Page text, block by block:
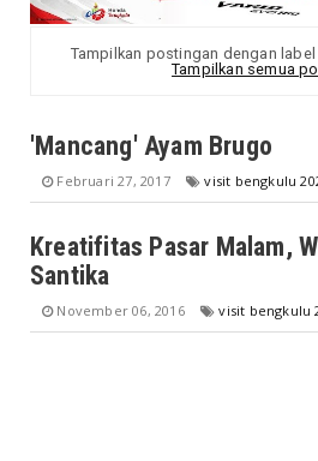
Tampilkan postingan dengan
Tampilkan semua
'Mancang' Ayam Brugo
Februari 27, 2017 visit bengkulu
Kreatifitas Pasar Malam,
Santika
November 06, 2016 visit bengkulu